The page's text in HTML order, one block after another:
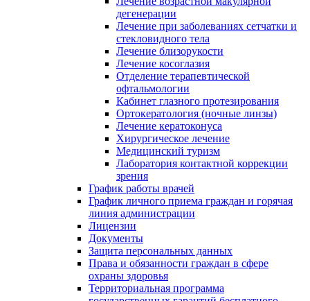
дегенерации
Лечение при заболеваниях сетчатки и
стекловидного тела
Лечение близорукости
Лечение косоглазия
Отделение терапевтической
офтальмологии
Кабинет глазного протезирования
Ортокератология (ночные линзы)
Лечение кератоконуса
Хирургическое лечение
Медицинский туризм
Лаборатория контактной коррекции
зрения
График работы врачей
График личного приема граждан и горячая
линия администрации
Лицензии
Документы
Защита персональных данных
Права и обязанности граждан в сфере
охраны здоровья
Территориальная программа